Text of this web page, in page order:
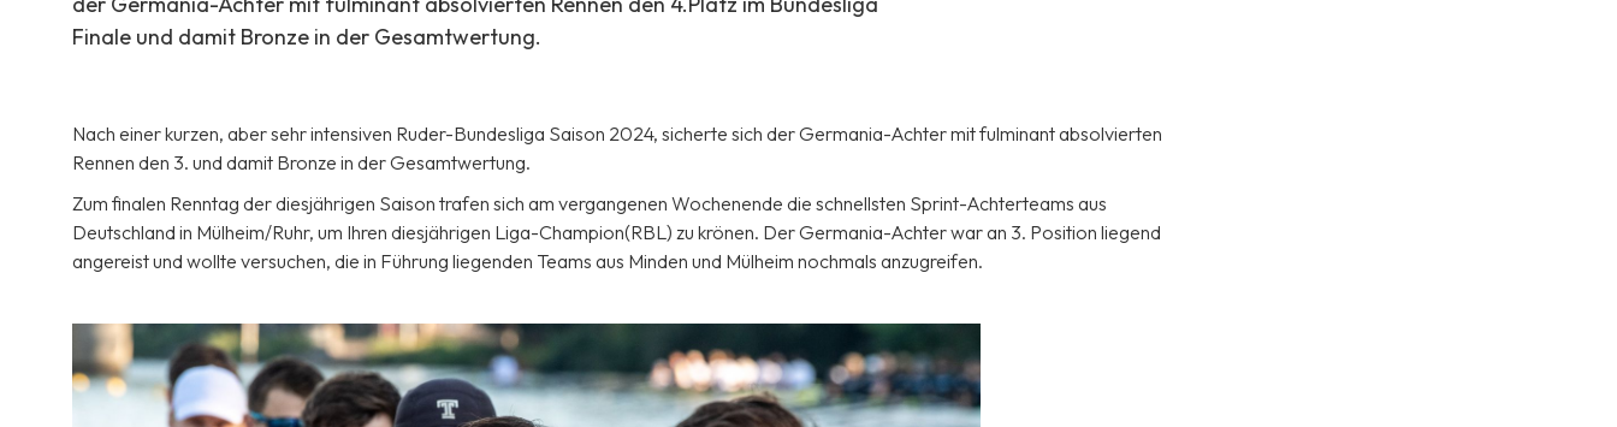
Finale und damit Bronze in der Gesamtwertung.
Nach einer kurzen, aber sehr intensiven Ruder-Bundesliga Saison 2024, sicherte sich der Germania-Achter mit fulminant absolvierten
Rennen den 3. und damit Bronze in der Gesamtwertung.
Zum finalen Renntag der diesjährigen Saison trafen sich am vergangenen Wochenende die schnellsten Sprint-Achterteams aus
Deutschland in Mülheim/Ruhr, um Ihren diesjährigen Liga-Champion(RBL) zu krönen. Der Germania-Achter war an 3. Position liegend
angereist und wollte versuchen, die in Führung liegenden Teams aus Minden und Mülheim nochmals anzugreifen.